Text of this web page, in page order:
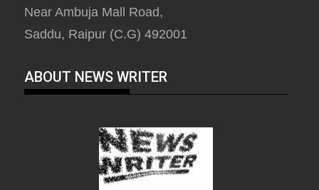
Near Ambuja Mall Road,
Saddu, Raipur (C.G) 492001
ABOUT NEWS WRITER